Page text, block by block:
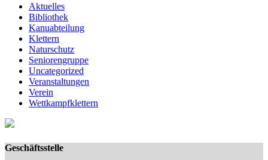
Aktuelles
Bibliothek
Kanuabteilung
Klettern
Naturschutz
Seniorengruppe
Uncategorized
Veranstaltungen
Verein
Wettkampfklettern
Geschäftsstelle